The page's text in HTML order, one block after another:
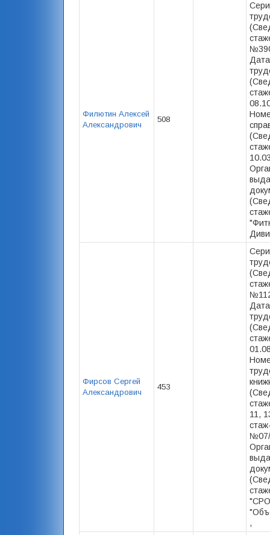
Филютин Алексей
Александрович
508
Фирсов Сергей
Александрович
453
11,
,